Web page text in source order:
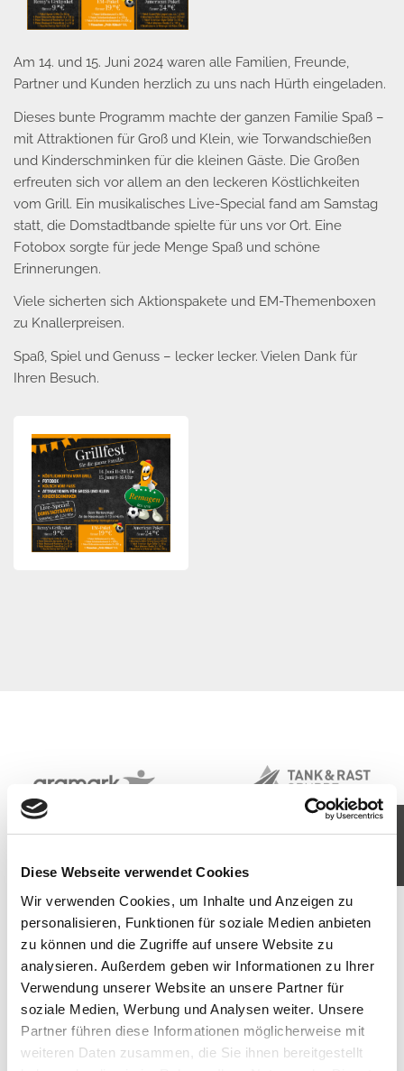
Diese Webseite verwendet Cookies
Wir verwenden Cookies, um Inhalte und Anzeigen zu
personalisieren, Funktionen für soziale Medien anbieten
zu können und die Zugriffe auf unsere Website zu
analysieren. Außerdem geben wir Informationen zu Ihrer
Verwendung unserer Website an unsere Partner für
soziale Medien, Werbung und Analysen weiter. Unsere
Partner führen diese Informationen möglicherweise mit
weiteren Daten zusammen, die Sie ihnen bereitgestellt
Am 14. und 15. Juni 2024 waren alle Familien, Freunde,
Partner und Kunden herzlich zu uns nach Hürth eingeladen.
Dieses bunte Programm machte der ganzen Familie Spaß –
mit Attraktionen für Groß und Klein, wie Torwandschießen
und Kinderschminken für die kleinen Gäste. Die Großen
erfreuten sich vor allem an den leckeren Köstlichkeiten
vom Grill. Ein musikalisches Live-Special fand am Samstag
statt, die Domstadtbande spielte für uns vor Ort. Eine
Fotobox sorgte für jede Menge Spaß und schöne
Erinnerungen.
Viele sicherten sich Aktionspakete und EM-Themenboxen
zu Knallerpreisen.
Spaß, Spiel und Genuss – lecker lecker. Vielen Dank für
Ihren Besuch.
KOMM IN UNSER TEAM